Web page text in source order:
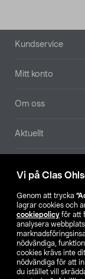
Vi på Clas
Genom att trycka
lagrar cookies och
cookiepolicy för att
analysera
nödvändiga,
cookies krävs inte
nödvändiga för att
du istället vill
Sidfot
Kundservice
Mitt konto
Om oss
Aktuellt